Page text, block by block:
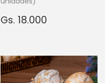
Precio
Gs. 18.000